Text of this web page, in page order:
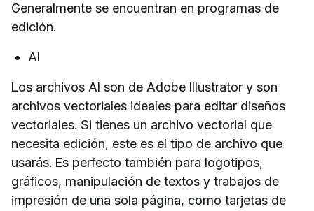
Generalmente se encuentran en programas de
edición.
AI
Los archivos AI son de Adobe Illustrator y son
archivos vectoriales ideales para editar diseños
vectoriales. Si tienes un archivo vectorial que
necesita edición, este es el tipo de archivo que
usarás. Es perfecto también para logotipos,
gráficos, manipulación de textos y trabajos de
impresión de una sola página, como tarjetas de